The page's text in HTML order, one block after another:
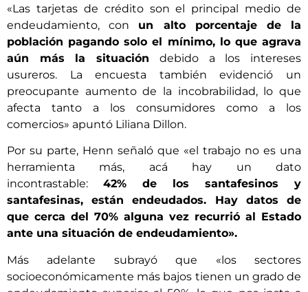
«Las tarjetas de crédito son el principal medio de
endeudamiento, con un alto porcentaje de la
población pagando solo el mínimo, lo que agrava
aún más la situación debido a los intereses
usureros. La encuesta también evidenció un
preocupante aumento de la incobrabilidad, lo que
afecta tanto a los consumidores como a los
comercios» apuntó Liliana Dillon.
Por su parte, Henn señaló que «el trabajo no es una
herramienta más, acá hay un dato
incontrastable: 42% de los santafesinos y
santafesinas, están endeudados. Hay datos de
que cerca del 70% alguna vez recurrió al Estado
ante una situación de endeudamiento».
Más adelante subrayó que «los sectores
socioeconómicamente más bajos tienen un grado de